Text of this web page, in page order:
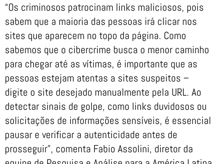
“Os criminosos patrocinam links maliciosos, pois
sabem que a maioria das pessoas irá clicar nos
sites que aparecem no topo da página. Como
sabemos que o cibercrime busca o menor caminho
para chegar até as vítimas, é importante que as
pessoas estejam atentas a sites suspeitos –
digite o site desejado manualmente pela URL. Ao
detectar sinais de golpe, como links duvidosos ou
solicitações de informações sensíveis, é essencial
pausar e verificar a autenticidade antes de
prosseguir”, comenta Fabio Assolini, diretor da